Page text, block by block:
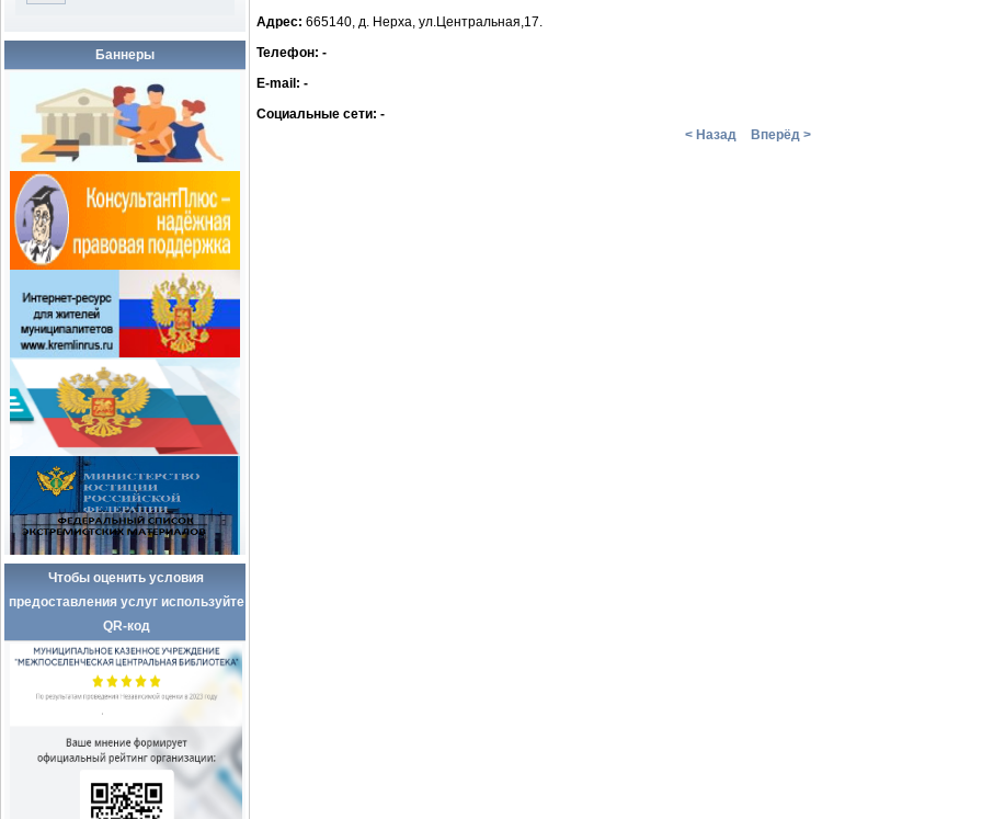
Баннеры
Чтобы оценить условия
предоставления услуг используйте
QR-код
Адрес: 665140, д. Нерха, ул.Центральная,17.
Телефон: -
E-mail: -
Социальные сети: -
< Назад
Вперёд >